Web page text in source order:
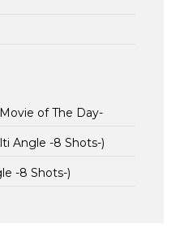
of The Day-
Angle -8 Shots-)
-8 Shots-)